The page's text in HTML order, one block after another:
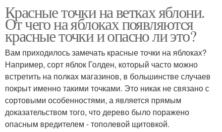
Красные точки на ветках яблони.
От чего на яблоках появляются
красные точки и опасно ли это?
Вам приходилось замечать красные точки на яблоках?
Например, сорт яблок Голден, который часто можно
встретить на полках магазинов, в большинстве случаев
покрыт именно такими точками. Это никак не связано с
сортовыми особенностями, а является прямым
доказательством того, что дерево было поражено
опасным вредителем - тополевой щитовкой.